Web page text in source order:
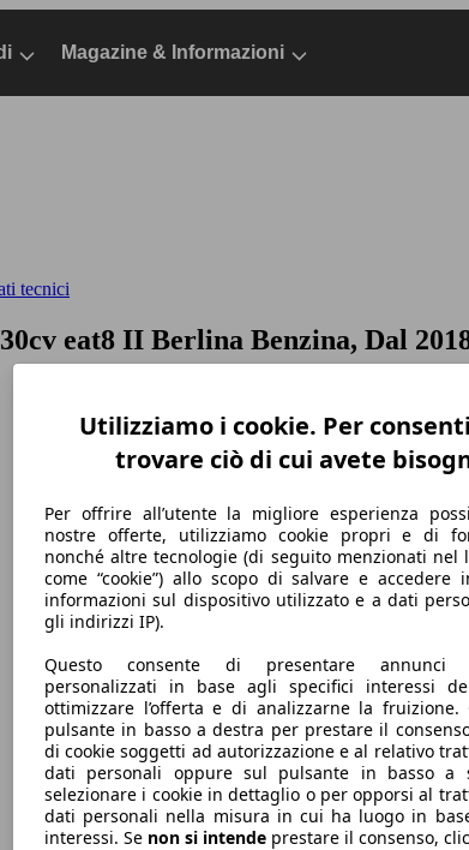
Magazine & Informazioni
tecnici
eat8 II Berlina Benzina, Dal
Utilizziamo i cookie. Per
trovare ciò di cui avete
Per offrire all’utente la migliore esperienza
nostre offerte, utilizziamo cookie propri e di
nonché altre tecnologie (di seguito menzionati nel
come “cookie”) allo scopo di salvare e accedere
informazioni sul dispositivo utilizzato e a dati
gli indirizzi IP).
Questo consente di presentare annunci
personalizzati in base agli specifici interessi
ottimizzare l’offerta e di analizzarne la fruizione.
pulsante in basso a destra per prestare il
di cookie soggetti ad autorizzazione e al relativo
dati personali oppure sul pulsante in basso a
selezionare i cookie in dettaglio o per opporsi al
dati personali nella misura in cui ha luogo in
interessi. Se non si intende prestare il consenso,